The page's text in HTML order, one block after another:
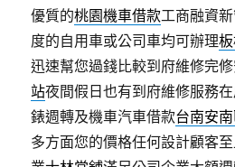
優質的桃園機車借款工商融資
度的自用車或公司車均可辦理
迅速幫您過錢比較到府維修完
站夜間假日也有到府維修服務
錶週轉及機車汽車借款台南安
多方面您的價格任何設計顧客